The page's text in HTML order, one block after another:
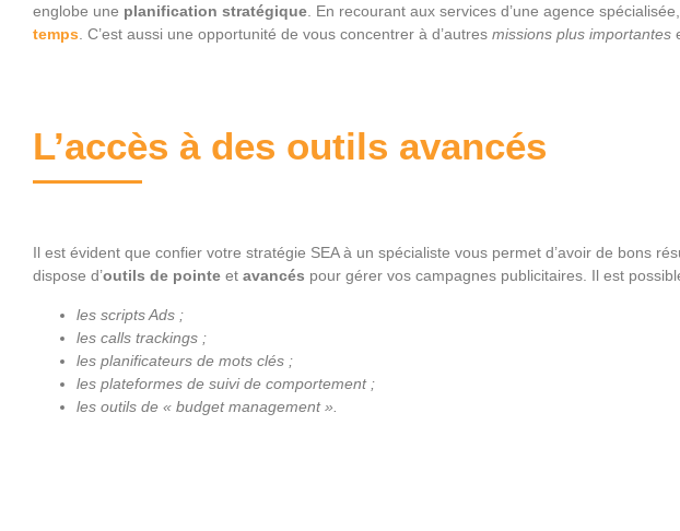
englobe une planification stratégique . En recourant aux services d’une agence
temps . C’est aussi une opportunité de vous concentrer à d’autres missions plus importantes
L’accès à des outils avancés
Il est évident que confier votre stratégie SEA à un spécialiste vous permet d’avoir de bons
dispose d’outils de pointe et avancés pour gérer vos campagnes publicitaires. Il est
les scripts Ads ;
les calls trackings ;
les planificateurs de mots clés ;
les plateformes de suivi de comportement ;
les outils de « budget management ».